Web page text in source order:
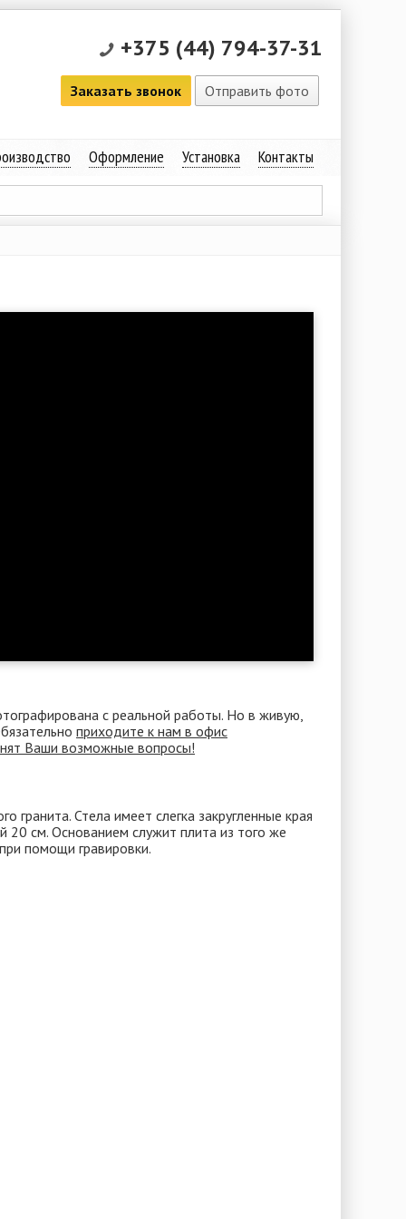
+375 (44) 794-37-31
Заказать звонок Отправить фото
Оформление Установка Контакты
с реальной работы. Но в живую,
приходите к нам в офис
Ваши возможные вопросы!
гранита. Стела имеет слегка закругленные края
20 см. Основанием служит плита из того же
помощи гравировки.